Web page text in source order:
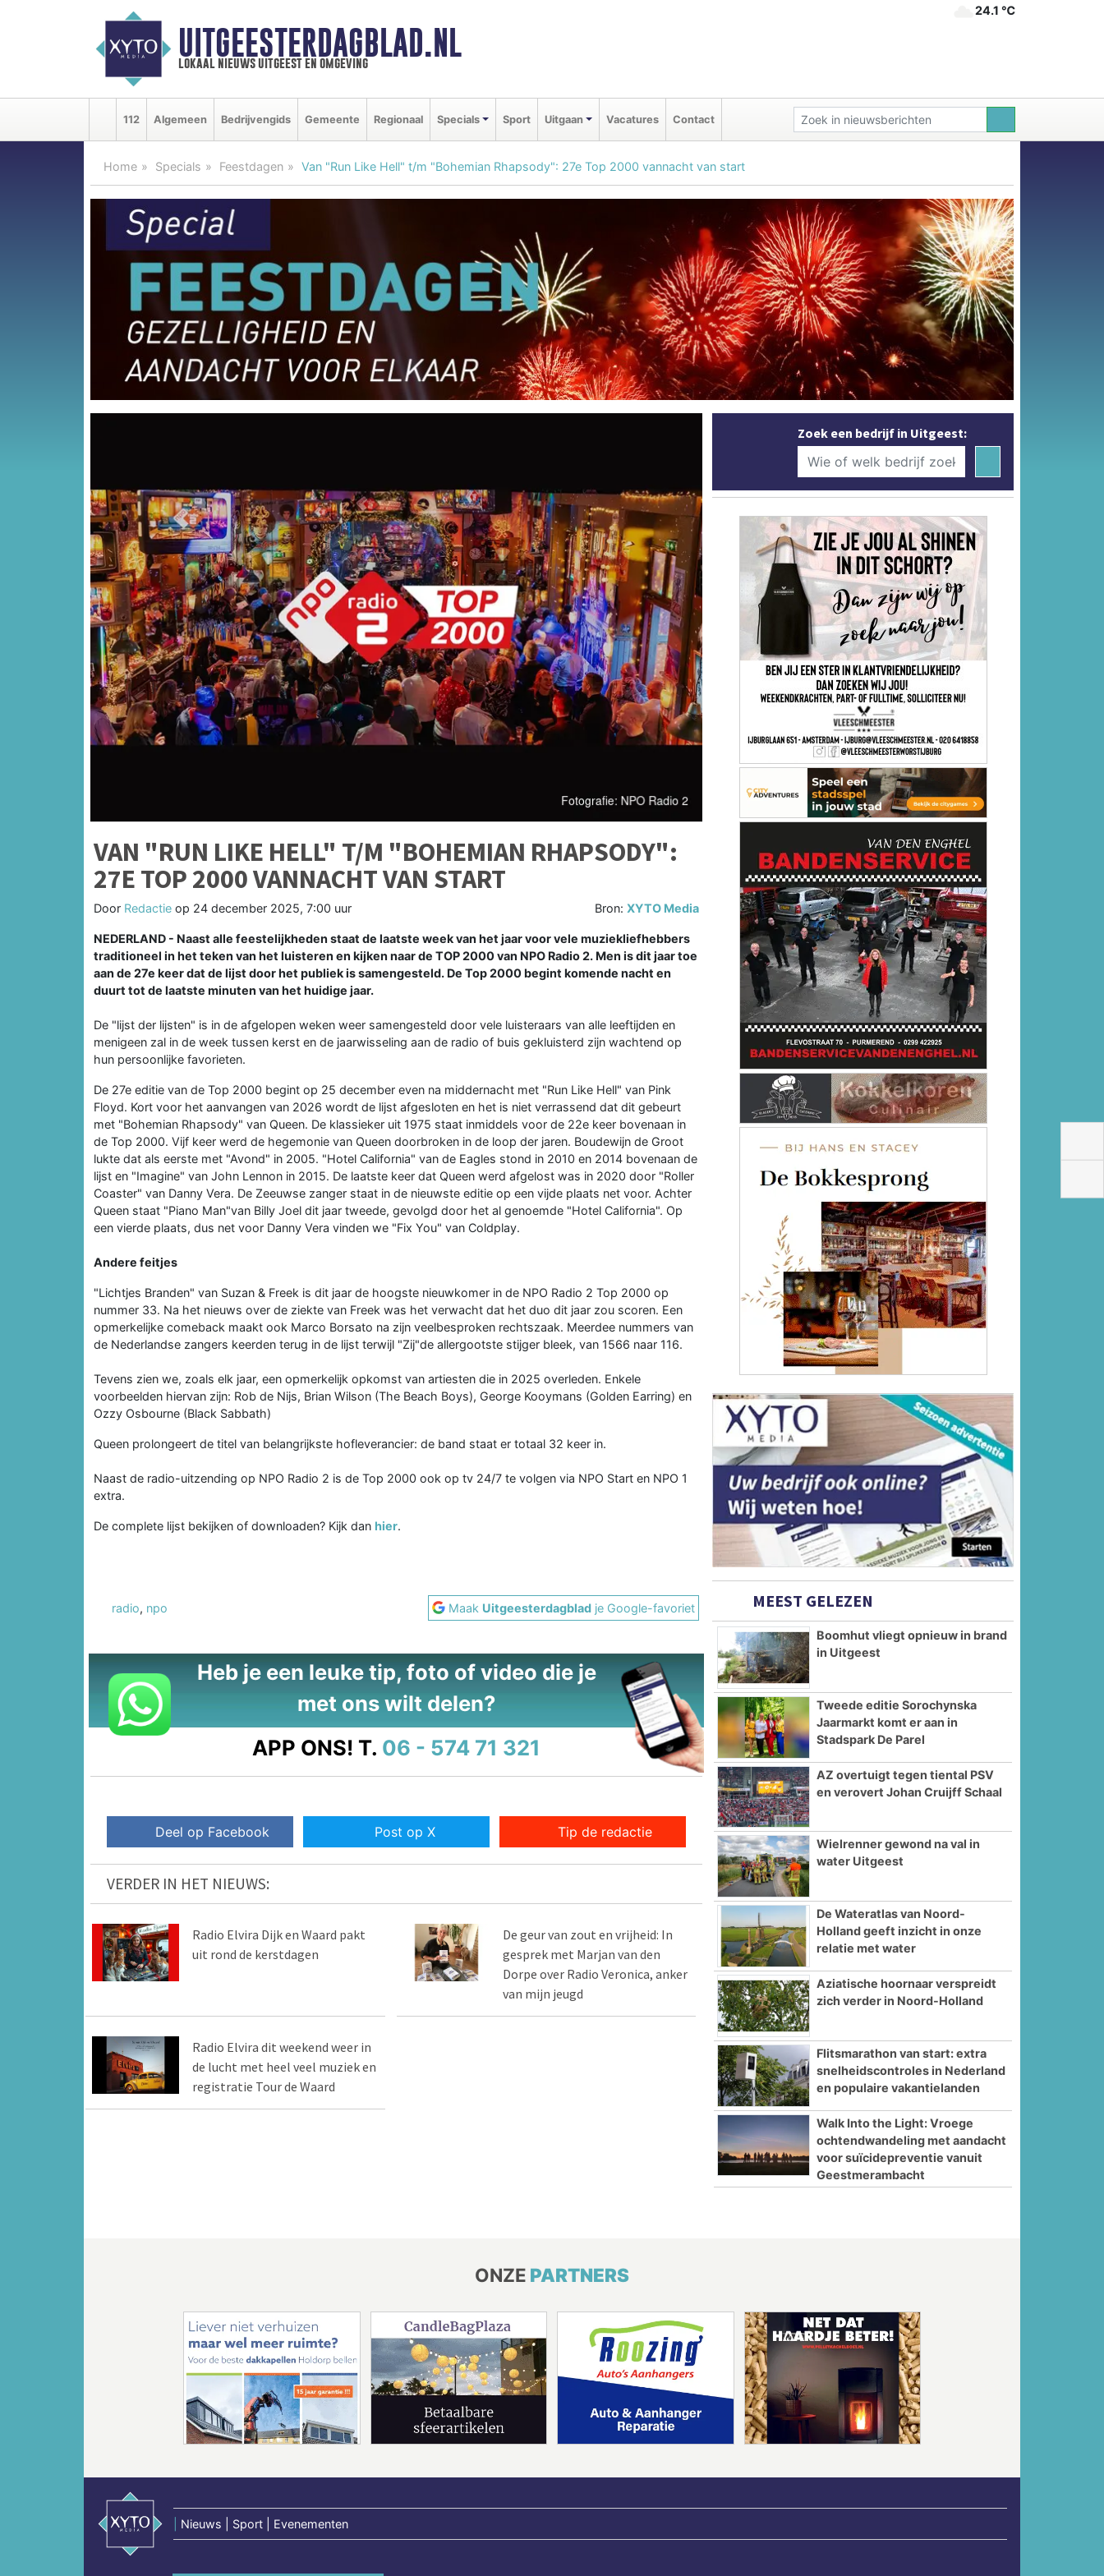
UITGEESTERDAGBLAD.NL
lokaal nieuws uitgeest en omgeving
24.1 ℃
112 Algemeen Bedrijvengids Gemeente Regionaal Specials Sport Uitgaan Vacatures Contact
Home Specials Feestdagen Van "Run Like Hell" t/m "Bohemian Rhapsody": 27e Top 2000 vannacht van start
VAN "RUN LIKE HELL" T/M "BOHEMIAN RHAPSODY":
27E TOP 2000 VANNACHT VAN START
Door Redactie op 24 december 2025, 7:00 uur Bron:XYTO Media
NEDERLAND - Naast alle feestelijkheden staat de laatste week van het jaar voor vele muziekliefhebbers
traditioneel in het teken van het luisteren en kijken naar de TOP 2000 van NPO Radio 2. Men is dit jaar toe
aan de 27e keer dat de lijst door het publiek is samengesteld. De Top 2000 begint komende nacht en
duurt tot de laatste minuten van het huidige jaar.
De "lijst der lijsten" is in de afgelopen weken weer samengesteld door vele luisteraars van alle leeftijden en
menigeen zal in de week tussen kerst en de jaarwisseling aan de radio of buis gekluisterd zijn wachtend op
hun persoonlijke favorieten.
De 27e editie van de Top 2000 begint op 25 december even na middernacht met "Run Like Hell" van Pink
Floyd. Kort voor het aanvangen van 2026 wordt de lijst afgesloten en het is niet verrassend dat dit gebeurt
met "Bohemian Rhapsody" van Queen. De klassieker uit 1975 staat inmiddels voor de 22e keer bovenaan in
de Top 2000. Vijf keer werd de hegemonie van Queen doorbroken in de loop der jaren. Boudewijn de Groot
lukte dat als eerste met "Avond" in 2005. "Hotel California" van de Eagles stond in 2010 en 2014 bovenaan de
lijst en "Imagine" van John Lennon in 2015. De laatste keer dat Queen werd afgelost was in 2020 door "Roller
Coaster" van Danny Vera. De Zeeuwse zanger staat in de nieuwste editie op een vijde plaats net voor. Achter
Queen staat "Piano Man"van Billy Joel dit jaar tweede, gevolgd door het al genoemde "Hotel California". Op
een vierde plaats, dus net voor Danny Vera vinden we "Fix You" van Coldplay.
Andere feitjes
"Lichtjes Branden" van Suzan & Freek is dit jaar de hoogste nieuwkomer in de NPO Radio 2 Top 2000 op
nummer 33. Na het nieuws over de ziekte van Freek was het verwacht dat het duo dit jaar zou scoren. Een
opmerkelijke comeback maakt ook Marco Borsato na zijn veelbesproken rechtszaak. Meerdee nummers van
de Nederlandse zangers keerden terug in de lijst terwijl "Zij"de allergootste stijger bleek, van 1566 naar 116.
Tevens zien we, zoals elk jaar, een opmerkelijk opkomst van artiesten die in 2025 overleden. Enkele
voorbeelden hiervan zijn: Rob de Nijs, Brian Wilson (The Beach Boys), George Kooymans (Golden Earring) en
Ozzy Osbourne (Black Sabbath)
Queen prolongeert de titel van belangrijkste hofleverancier: de band staat er totaal 32 keer in.
Naast de radio-uitzending op NPO Radio 2 is de Top 2000 ook op tv 24/7 te volgen via NPO Start en NPO 1
extra.
De complete lijst bekijken of downloaden? Kijk dan hier.
radio, npo Maak Uitgeesterdagblad je Google-favoriet
Heb je een leuke tip, foto of video die je
met ons wilt delen?
APP ONS! T. 06 - 574 71 321
Deel op Facebook Post op X Tip de redactie
VERDER IN HET NIEUWS:
Radio Elvira Dijk en Waard pakt
uit rond de kerstdagen
De geur van zout en vrijheid: In
gesprek met Marjan van den
Dorpe over Radio Veronica, anker
van mijn jeugd
Radio Elvira dit weekend weer in
de lucht met heel veel muziek en
registratie Tour de Waard
Zoek een bedrijf in Uitgeest:
MEEST GELEZEN
Boomhut vliegt opnieuw in brand
in Uitgeest
Tweede editie Sorochynska
Jaarmarkt komt er aan in
Stadspark De Parel
AZ overtuigt tegen tiental PSV
en verovert Johan Cruijff Schaal
Wielrenner gewond na val in
water Uitgeest
De Wateratlas van Noord-
Holland geeft inzicht in onze
relatie met water
Aziatische hoornaar verspreidt
zich verder in Noord-Holland
Flitsmarathon van start: extra
snelheidscontroles in Nederland
en populaire vakantielanden
Walk Into the Light: Vroege
ochtendwandeling met aandacht
voor suïcidepreventie vanuit
Geestmerambacht
ONZE PARTNERS
Nieuws | Sport | Evenementen